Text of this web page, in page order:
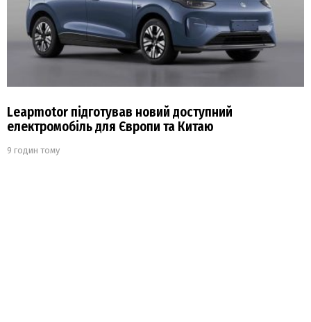
Leapmotor підготував новий доступний
електромобіль для Європи та Китаю
9 годин тому